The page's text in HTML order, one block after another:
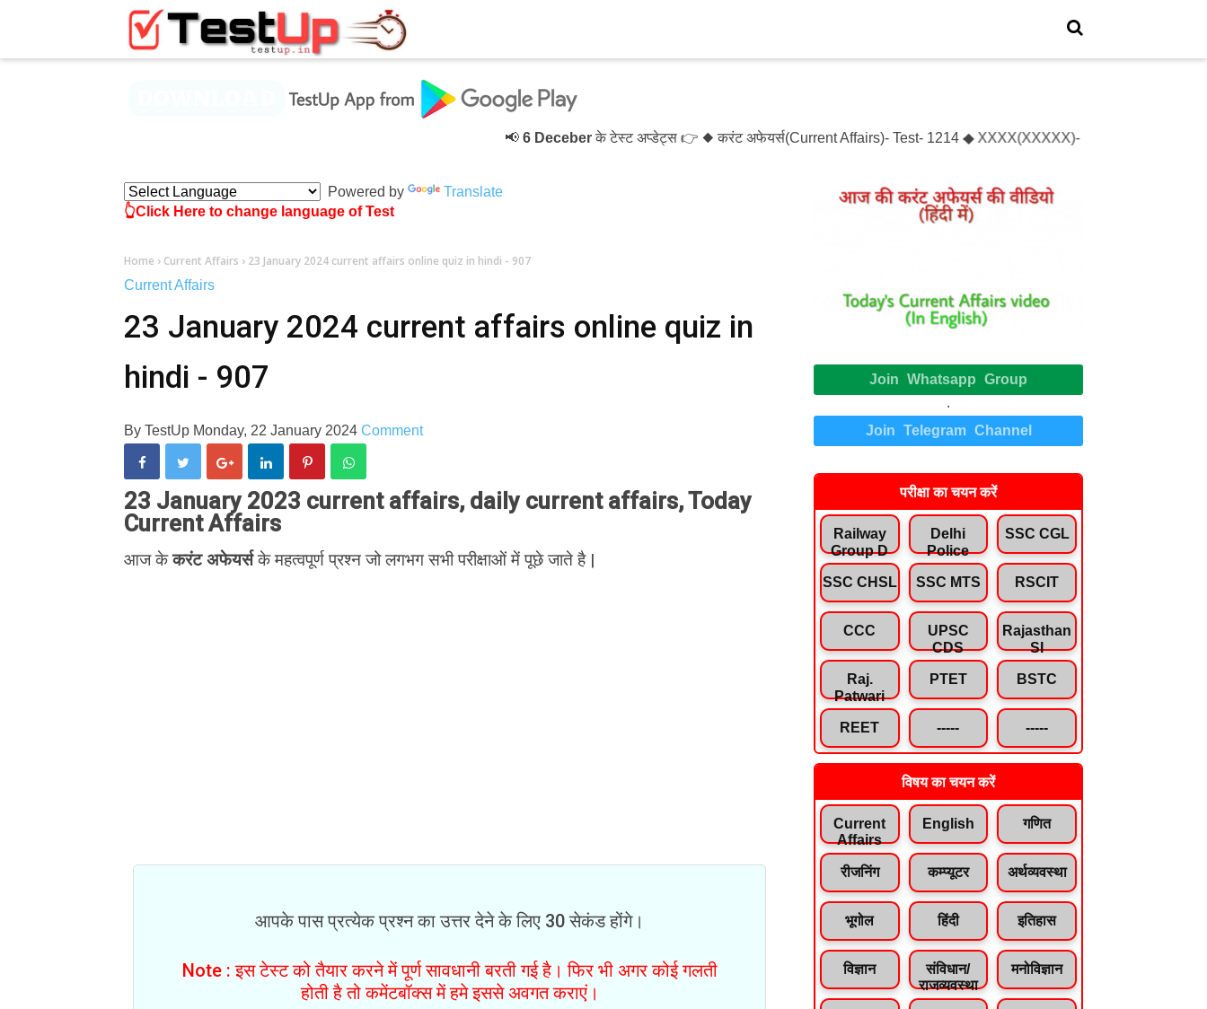
6 Deceberके टेस्ट अप्डेट्स 👉 ◆ करंट अफेयर्स(Current Affairs)- Test- 1214 ◆ XXXX(XXXXX)- Test- XXXXXX
Powered by
Translate
👆Click Here to change language of Test
Home › Current Affairs › 23 January 2024 current affairs online quiz in hindi - 907
Current Affairs
23 January 2024 current affairs online quiz in
hindi - 907
By TestUp Monday, 22 January 2024 Comment
23 January 2023 current affairs, daily current affairs, Today
Current Affairs
आज केकरंट अफेयर्सके महत्वपूर्ण प्रश्न जो लगभग सभी परीक्षाओं में पूछे जाते है |
आपके पास प्रत्येक प्रश्न का उत्तर देने के लिए 30 सेकंड होंगे।
Note : इस टेस्ट को तैयार करने में पूर्ण सावधानी बरती गई है। फिर भी अगर कोई गलती
होती है तो कमेंटबॉक्स में हमे इससे अवगत कराएं।
Join Whatsapp Group
.
Join Telegram Channel
परीक्षा का चयन करें
Railway
Group D
Delhi
Police
SSC CGL
SSC CHSL SSC MTS RSCIT
CCC
UPSC
CDS
Rajasthan
SI
Raj.
Patwari
PTET BSTC
REET ----- -----
विषय का चयन करें
Current
Affairs
English गणित
रीजनिंग कम्प्यूटर अर्थव्यवस्था
भूगोल हिंदी इतिहास
विज्ञान
संविधान/
राजव्यवस्था
मनोविज्ञान